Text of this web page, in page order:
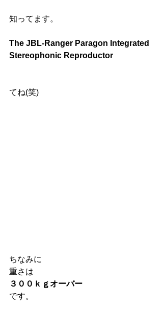
知ってます。
The JBL-Ranger Paragon Integrated
Stereophonic Reproductor
てね(笑)
ちなみに
重さは
３００ｋｇオーバー
です。